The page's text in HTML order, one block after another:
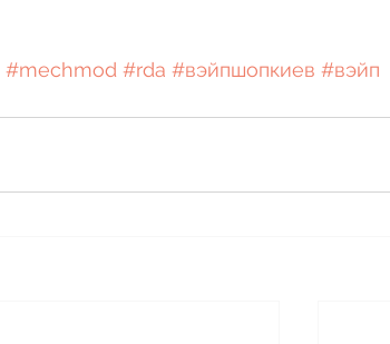
#mechmod #rda #вэйпшопкиев #вэйп